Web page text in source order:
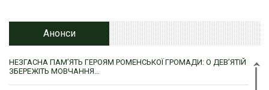
Анонси
НЕЗГАСНА ПАМ’ЯТЬ ГЕРОЯМ РОМЕНСЬКОЇ ГРОМАДИ: О ДЕВ’ЯТІЙ
ЗБЕРЕЖІТЬ МОВЧАННЯ…